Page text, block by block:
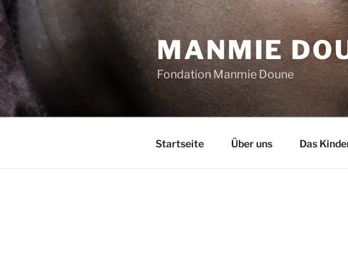
Zum
Inhalt
springen
MANMIE
Fondation Manmie Doune
Startseite Über uns Das